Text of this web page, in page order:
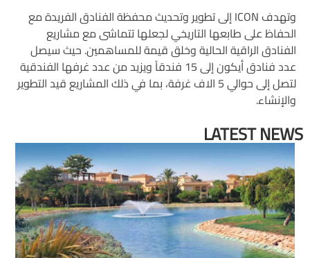
وتهدف ICON إلى تطوير وتحديث محفظة الفنادق الفريدة مع
الحفاظ على طابعها التاريخي لجعلها تتماشى مع مشاريع
الفنادق الراقية الحالية وخلق قيمة للمساهمين. حيث سيصل
عدد فنادق أيكون إلى 15 فندقاً ويزيد من عدد غرفها الفندقية
لتصل إلى حوالي 5 الاف غرفة، بما في ذلك المشاريع قيد التطوير
والإنشاء.
LATEST NEWS